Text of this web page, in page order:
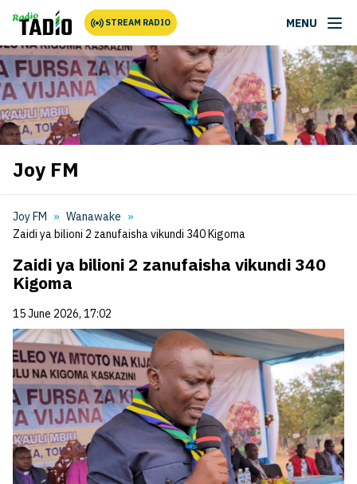
STREAM RADIO MENU
Joy FM
Joy FM
Wanawake
Zaidi ya bilioni 2 zanufaisha vikundi 340 Kigoma
Zaidi ya bilioni 2 zanufaisha vikundi 340
Kigoma
15 June 2026, 17:02